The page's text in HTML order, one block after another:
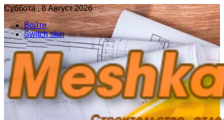
Суббота , 8 Август 2026
Войти
Switch skin